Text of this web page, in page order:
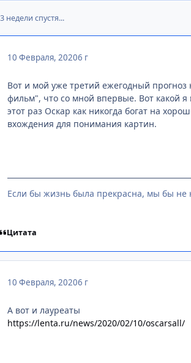
3 недели спустя...
10 Февраля, 20206 г
Вот и мой уже третий ежегодный
фильм", что со мной впервые. Вот какой
этот раз Оскар как никогда богат на
вхождения для понимания картин.
Если бы жизнь была прекрасна, мы бы не
Цитата
10 Февраля, 20206 г
А вот и лауреаты
https://lenta.ru/news/2020/02/10/oscarsall/